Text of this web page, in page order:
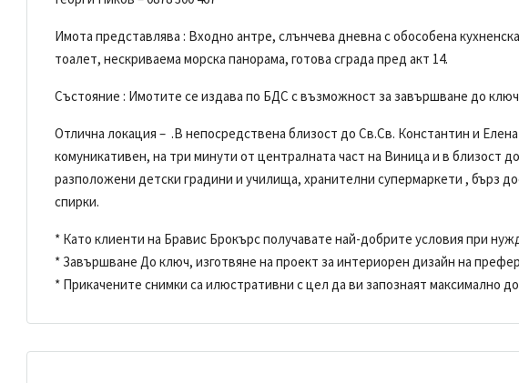
Имота представлява : Входно антре, слънчева дневна с обособена
тоалет, нескриваема морска панорама, готова сграда пред акт 14.
Състояние : Имотите се издава по БДС с възможност за завършване до
Отлична локация – .В непосредствена близост до Св.Св. Константин и
комуникативен, на три минути от централната част на Виница и в близост
разположени детски градини и училища, хранителни супермаркети , бърз
спирки.
* Като клиенти на Бравис Брокърс получавате най-добрите условия при
* Завършване До ключ, изготвяне на проект за интериорен дизайн на
* Прикачените снимки са илюстративни с цел да ви запознаят максимално